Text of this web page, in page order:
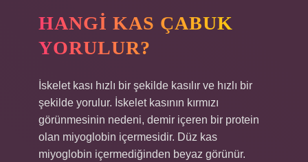
HANGI KAS ÇABUK
YORULUR?
İskelet kası hızlı bir şekilde kasılır ve hızlı bir
şekilde yorulur. İskelet kasının kırmızı
görünmesinin nedeni, demir içeren bir protein
olan miyoglobin içermesidir. Düz kas
miyoglobin içermediğinden beyaz görünür.